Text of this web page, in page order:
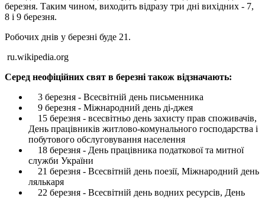
березня. Таким чином, виходить відразу три дні вихідних - 7,
8 і 9 березня.
Робочих днів у березні буде 21.
ru.wikipedia.org
Серед неофіційних свят в березні також відзначають:
3 березня - Всесвітній день письменника
9 березня - Міжнародний день ді-джея
15 березня - всесвітньо день захисту прав споживачів,
День працівників житлово-комунального господарства і
побутового обслуговування населення
18 березня - День працівника податкової та митної
служби України
21 березня - Всесвітній день поезії, Міжнародний день
лялькаря
22 березня - Всесвітній день водних ресурсів, День